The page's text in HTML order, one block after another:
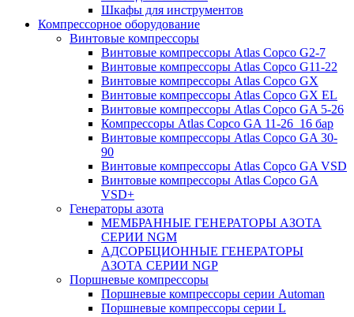
Шкафы для инструментов
Компрессорное оборудование
Винтовые компрессоры
Винтовые компрессоры Atlas Copco G2-7
Винтовые компрессоры Atlas Copco G11-22
Винтовые компрессоры Atlas Copco GX
Винтовые компрессоры Atlas Copco GX EL
Винтовые компрессоры Atlas Copco GA 5-26
Компрессоры Atlas Copco GA 11-26_16 бар
Винтовые компрессоры Atlas Copco GA 30-
90
Винтовые компрессоры Atlas Copco GA VSD
Винтовые компрессоры Atlas Copco GA
VSD+
Генераторы азота
МЕМБРАННЫЕ ГЕНЕРАТОРЫ АЗОТА
СЕРИИ NGM
АДСОРБЦИОННЫЕ ГЕНЕРАТОРЫ
АЗОТА СЕРИИ NGP
Поршневые компрессоры
Поршневые компрессоры серии Automan
Поршневые компрессоры серии L